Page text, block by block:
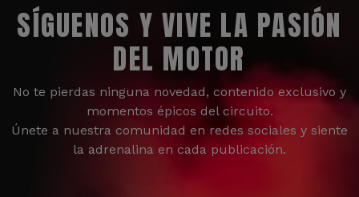
SÍGUENOS Y VIVE LA PASIÓN
DEL MOTOR
No te pierdas ninguna novedad, contenido exclusivo y
momentos épicos del circuito.
Únete a nuestra comunidad en redes sociales y siente
la adrenalina en cada publicación.